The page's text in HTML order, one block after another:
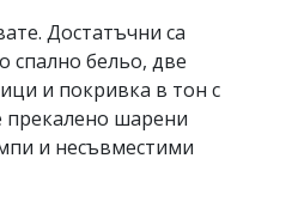
Достатъчни са
спално бельо, две
и покривка в тон с
прекалено шарени
и несъвместими